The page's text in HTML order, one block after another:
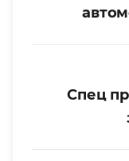
Спец